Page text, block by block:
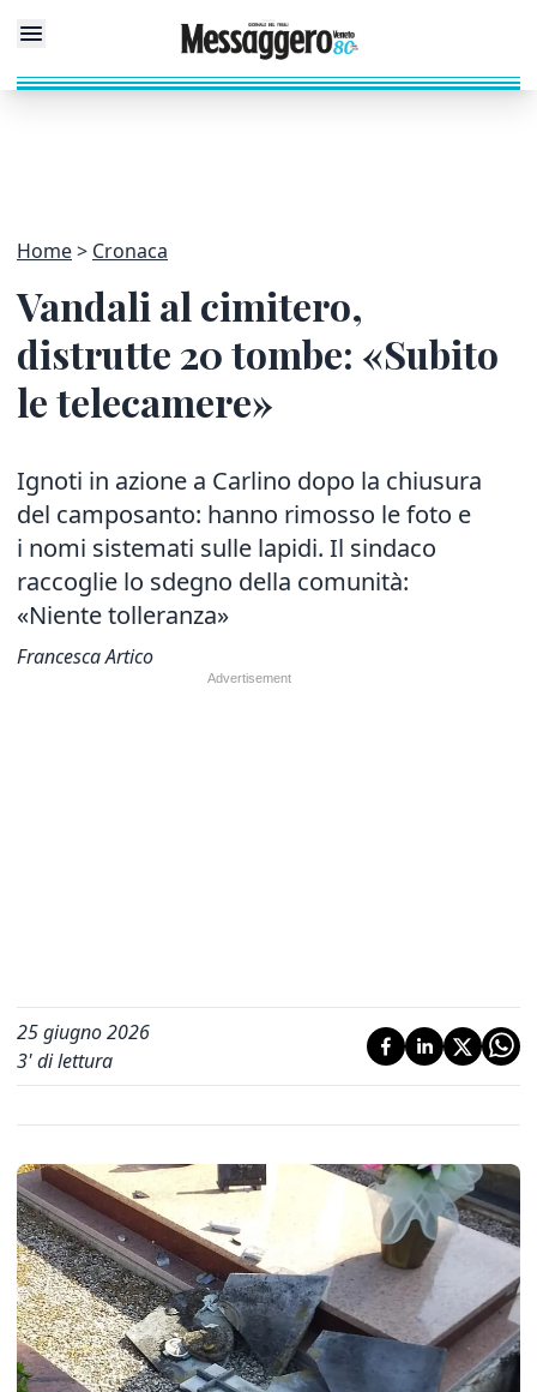
Home Cronaca
Vandali al cimitero,
distrutte 20 tombe: «Subito
le telecamere»
Ignoti in azione a Carlino dopo la chiusura
del camposanto: hanno rimosso le foto e
i nomi sistemati sulle lapidi. Il sindaco
raccoglie lo sdegno della comunità:
«Niente tolleranza»
Francesca Artico
25 giugno 2026
3' di lettura